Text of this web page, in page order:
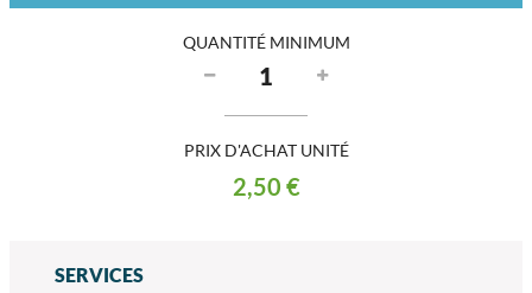
QUANTITÉ MINIMUM
PRIX D'ACHAT UNITÉ
2,50 €
SERVICES